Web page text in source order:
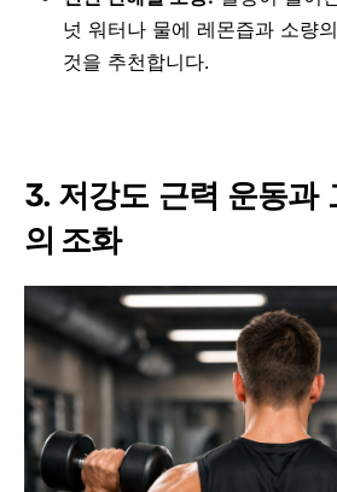
넛 워터나 물에 레몬즙과 소량
것을 추천합니다.
3. 저강도 근력 운동과
의 조화